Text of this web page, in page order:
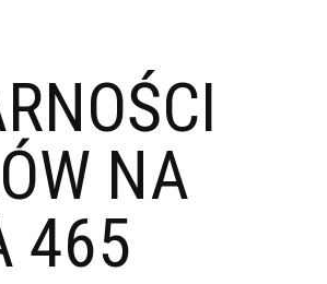
NA
465